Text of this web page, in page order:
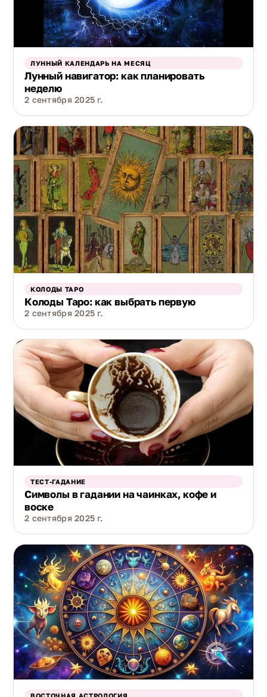
ЛУННЫЙ КАЛЕНДАРЬ НА МЕСЯЦ
Лунный навигатор: как планировать
неделю
2 сентября 2025 г.
КОЛОДЫ ТАРО
Колоды Таро: как выбрать первую
2 сентября 2025 г.
ТЕСТ-ГАДАНИЕ
Символы в гадании на чаинках, кофе и
воске
2 сентября 2025 г.